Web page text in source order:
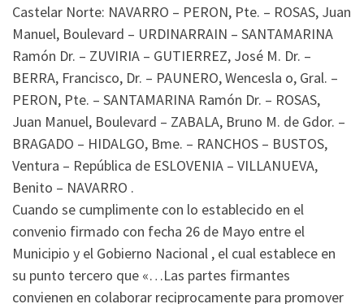
Castelar Norte: NAVARRO – PERON, Pte. – ROSAS, Juan
Manuel, Boulevard – URDINARRAIN – SANTAMARINA
Ramón Dr. – ZUVIRIA – GUTIERREZ, José M. Dr. –
BERRA, Francisco, Dr. – PAUNERO, Wencesla o, Gral. –
PERON, Pte. – SANTAMARINA Ramón Dr. – ROSAS,
Juan Manuel, Boulevard – ZABALA, Bruno M. de Gdor. –
BRAGADO – HIDALGO, Bme. – RANCHOS – BUSTOS,
Ventura – República de ESLOVENIA – VILLANUEVA,
Benito – NAVARRO .
Cuando se cumplimente con lo establecido en el
convenio firmado con fecha 26 de Mayo entre el
Municipio y el Gobierno Nacional , el cual establece en
su punto tercero que «…Las partes firmantes
convienen en colaborar reciprocamente para promover